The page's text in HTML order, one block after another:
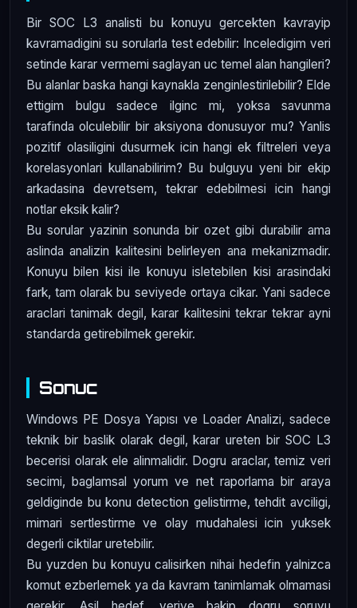
Bir SOC L3 analisti bu konuyu gercekten kavrayip
kavramadigini su sorularla test edebilir: Inceledigim veri
setinde karar vermemi saglayan uc temel alan hangileri?
Bu alanlar baska hangi kaynakla zenginlestirilebilir? Elde
ettigim bulgu sadece ilginc mi, yoksa savunma
tarafinda olculebilir bir aksiyona donusuyor mu? Yanlis
pozitif olasiligini dusurmek icin hangi ek filtreleri veya
korelasyonlari kullanabilirim? Bu bulguyu yeni bir ekip
arkadasina devretsem, tekrar edebilmesi icin hangi
notlar eksik kalir?
Bu sorular yazinin sonunda bir ozet gibi durabilir ama
aslinda analizin kalitesini belirleyen ana mekanizmadir.
Konuyu bilen kisi ile konuyu isletebilen kisi arasindaki
fark, tam olarak bu seviyede ortaya cikar. Yani sadece
araclari tanimak degil, karar kalitesini tekrar tekrar ayni
standarda getirebilmek gerekir.
Sonuc
Windows PE Dosya Yapısı ve Loader Analizi, sadece
teknik bir baslik olarak degil, karar ureten bir SOC L3
becerisi olarak ele alinmalidir. Dogru araclar, temiz veri
secimi, baglamsal yorum ve net raporlama bir araya
geldiginde bu konu detection gelistirme, tehdit avciligi,
mimari sertlestirme ve olay mudahalesi icin yuksek
degerli ciktilar uretebilir.
Bu yuzden bu konuyu calisirken nihai hedefin yalnizca
komut ezberlemek ya da kavram tanimlamak olmamasi